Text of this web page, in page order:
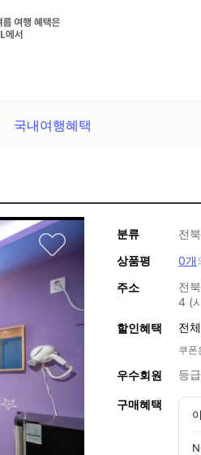
국내여행혜택
분류
전
상품평
0개
주소
전
4 (
할인혜택 전
쿠폰
우수회원 등
구매혜택